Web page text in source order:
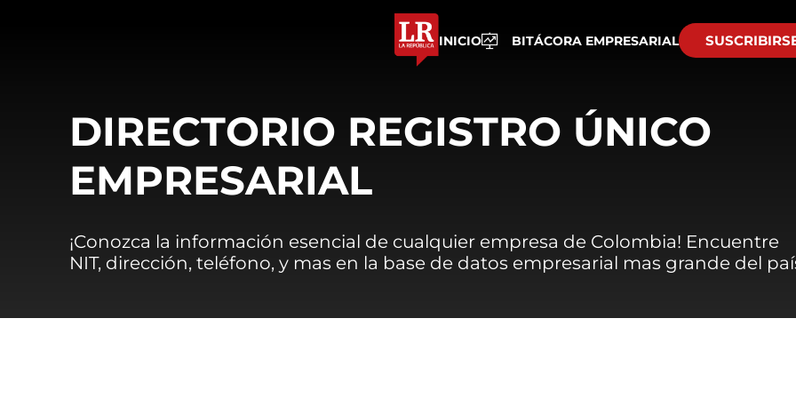
INICIO BITÁCORA EMPRESARIAL
DIRECTORIO REGISTRO ÚNICO
EMPRESARIAL
¡Conozca la información esencial de cualquier empresa de Colombia! Encuentre
NIT, dirección, teléfono, y mas en la base de datos empresarial mas grande del